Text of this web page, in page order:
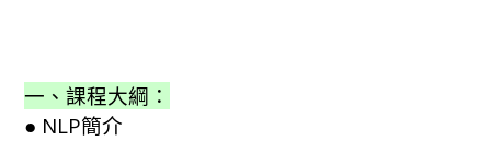
一、課程大綱：
● NLP簡介